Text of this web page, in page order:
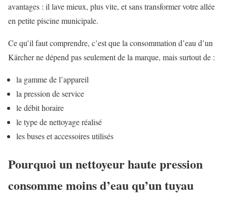
avantages : il lave mieux, plus vite, et sans transformer votre allée
en petite piscine municipale.
Ce qu’il faut comprendre, c’est que la consommation d’eau d’un
Kärcher ne dépend pas seulement de la marque, mais surtout de :
la gamme de l’appareil
la pression de service
le débit horaire
le type de nettoyage réalisé
les buses et accessoires utilisés
Pourquoi un nettoyeur haute pression
consomme moins d’eau qu’un tuyau